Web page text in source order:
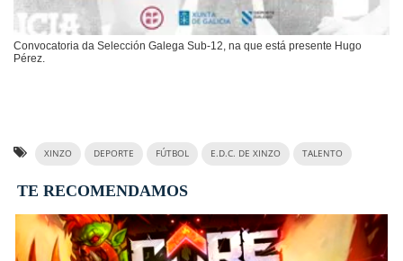
Convocatoria da Selección Galega Sub-12, na que está presente Hugo
Pérez.
XINZO DEPORTE FÚTBOL E.D.C. DE XINZO TALENTO
TE RECOMENDAMOS